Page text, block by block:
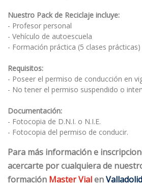
Nuestro Pack de Reciclaje incluye:
- Profesor personal
- Vehículo de autoescuela
- Formación práctica (5 clases prácticas)
Requisitos:
- Poseer el permiso de conducción en
- No tener el permiso suspendido o
Documentación:
- Fotocopia de D.N.I. o N.I.E.
- Fotocopia del permiso de conducir.
Para más información e
acercarte por cualquiera de
formación Master VialenValladolid